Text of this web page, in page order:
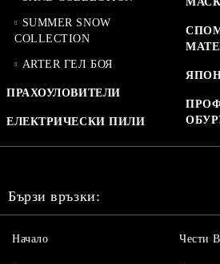
SUMMER SNOW
COLLECTION
ARTER ГЕЛ БОЯ
ПРАХОУЛОВИТЕЛИ
ЕЛЕКТРИЧЕСКИ ПИЛИ
Бързи връзки:
Начало Чести